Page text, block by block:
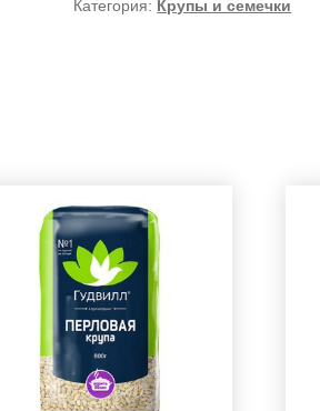
Категория: Крупы и семечки